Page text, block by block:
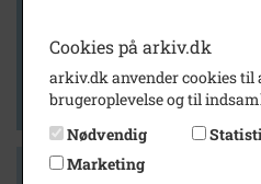
Vis kun med lydklip
Vis kun med kilder
Vis kun med geo-tag
Side 1 af 1
Cookies på arkiv.dk
arkiv.dk anvender cookies til
brugeroplevelse og til
Nødvendig
Marketing